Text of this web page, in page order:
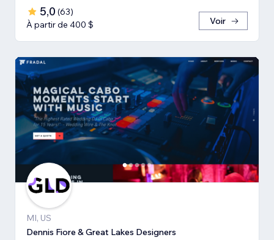
5,0 (63)
À partir de 400 $
Voir
MI, US
Dennis Fiore & Great Lakes Designers